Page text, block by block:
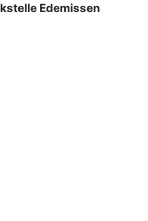
Edemissen